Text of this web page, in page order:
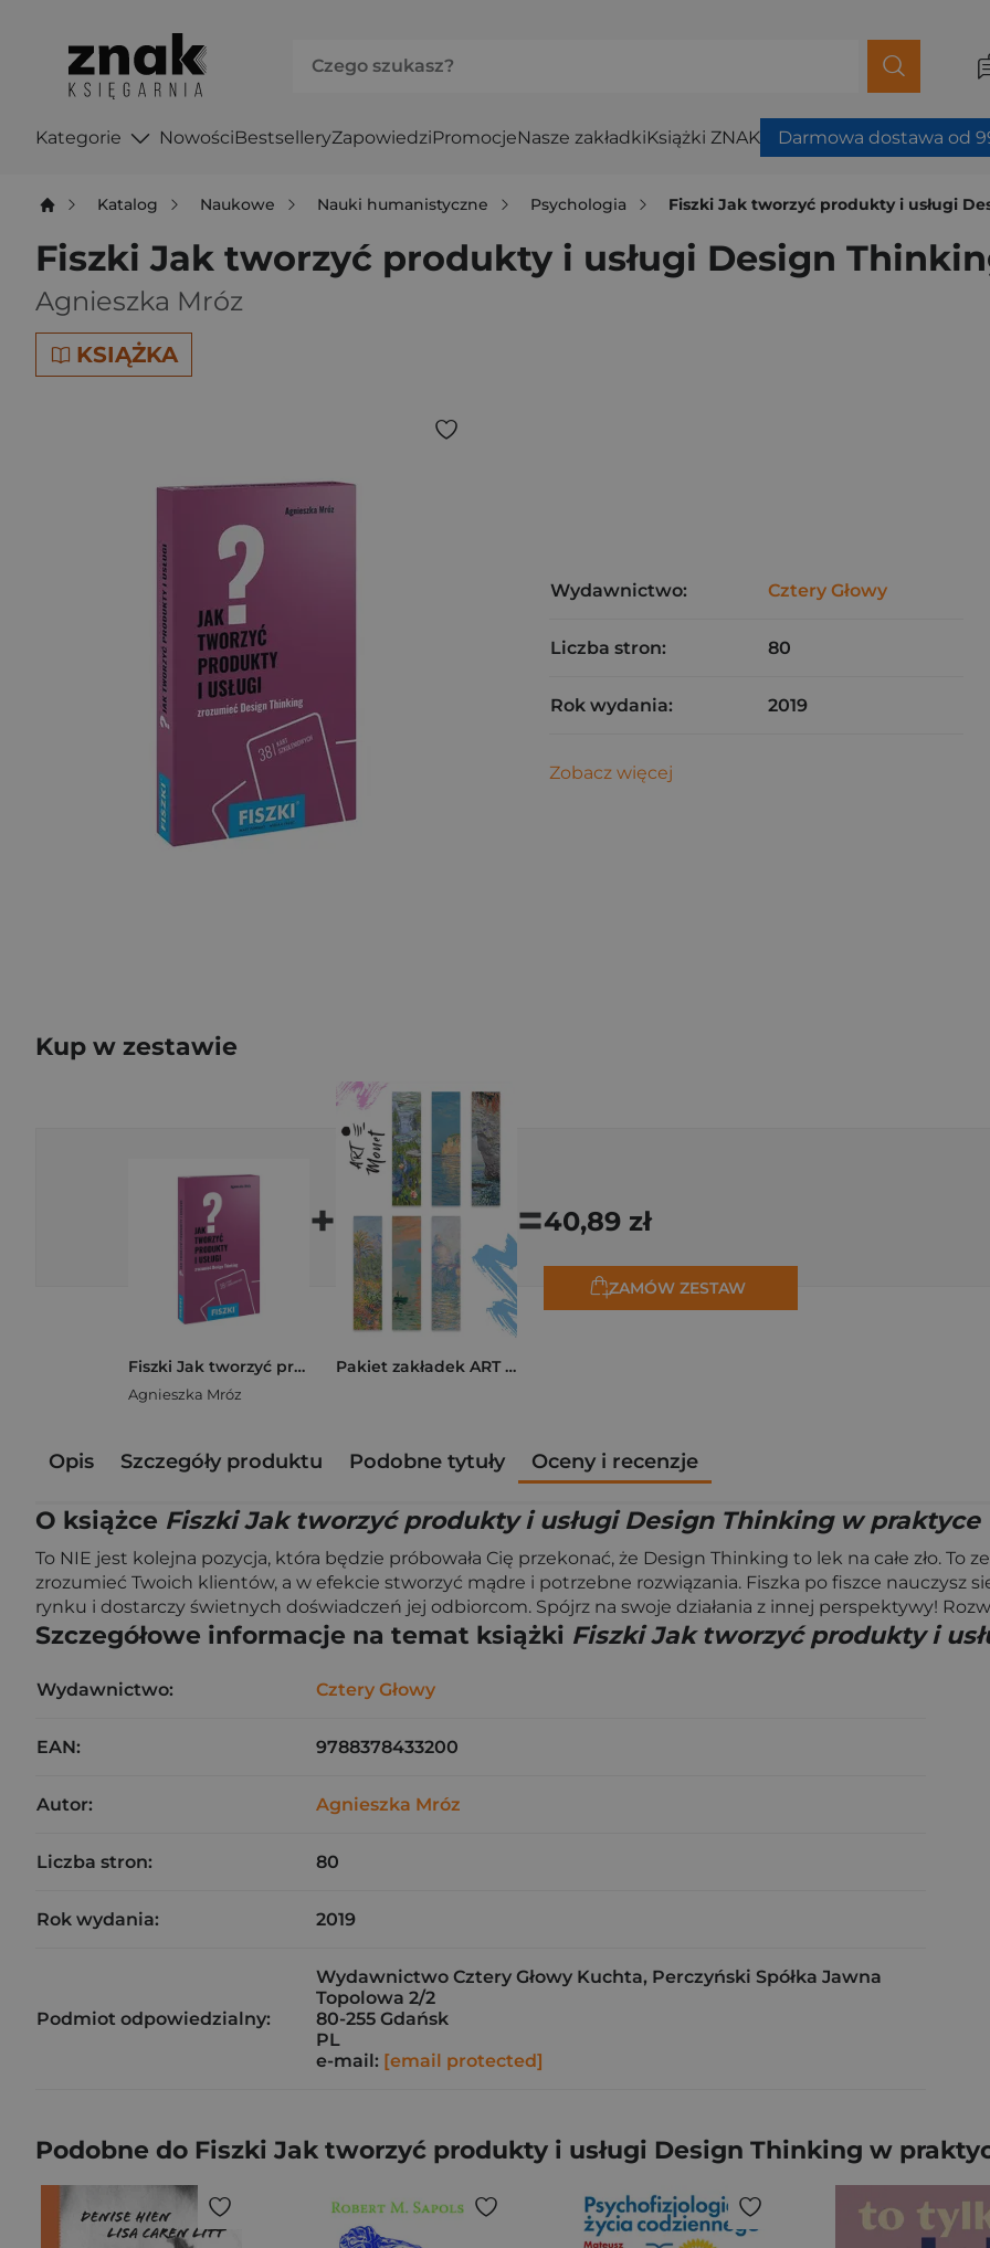
Kategorie NowościBestselleryZapowiedziPromocjeNasze zakładkiKsiążki ZNAK Darmowa dostawa od
Katalog Naukowe Nauki humanistyczne Psychologia Fiszki Jak tworzyć produkty i usługi
Fiszki Jak tworzyć produkty i usługi Design
Agnieszka Mróz
KSIĄŻKA
Wydawnictwo: Cztery Głowy
Liczba stron: 80
Rok wydania: 2019
Zobacz więcej
Kup w zestawie
Fiszki Jak tworzyć produkty i usługi Design Thinking w praktyce
Agnieszka Mróz
+
Pakiet zakładek ART Monet
=40,89 zł
ZAMÓW ZESTAW
Opis Szczegóły produktu Podobne tytuły Oceny i recenzje
O książce Fiszki Jak tworzyć produkty i usługi Design Thinking w praktyce
To NIE jest kolejna pozycja, która będzie próbowała Cię przekonać, że Design Thinking to lek na całe zło.
zrozumieć Twoich klientów, a w efekcie stworzyć mądre i potrzebne rozwiązania. Fiszka po fiszce nauczysz
rynku i dostarczy świetnych doświadczeń jej odbiorcom. Spójrz na swoje działania z innej perspektywy!
Szczegółowe informacje na temat książki Fiszki Jak tworzyć produkty i
Wydawnictwo: Cztery Głowy
EAN: 9788378433200
Autor: Agnieszka Mróz
Liczba stron: 80
Rok wydania: 2019
Podmiot odpowiedzialny:
Wydawnictwo Cztery Głowy Kuchta, Perczyński Spółka Jawna
Topolowa 2/2
80-255 Gdańsk
PL
e-mail: [email protected]
Podobne do Fiszki Jak tworzyć produkty i usługi Design Thinking w